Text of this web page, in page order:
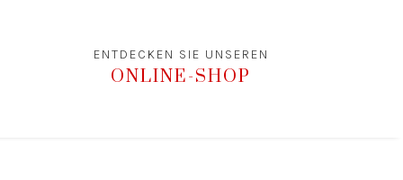
ENTDECKEN SIE UNSEREN
ONLINE-SHOP